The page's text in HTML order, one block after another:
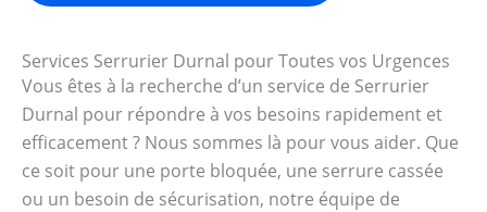
Services Serrurier Durnal pour Toutes vos Urgences
Vous êtes à la recherche d’un service de Serrurier
Durnal pour répondre à vos besoins rapidement et
efficacement ? Nous sommes là pour vous aider. Que
ce soit pour une porte bloquée, une serrure cassée
ou un besoin de sécurisation, notre équipe de